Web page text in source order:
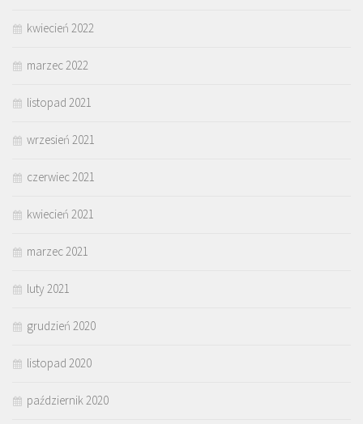
kwiecień 2022
marzec 2022
listopad 2021
wrzesień 2021
czerwiec 2021
kwiecień 2021
marzec 2021
luty 2021
grudzień 2020
listopad 2020
październik 2020